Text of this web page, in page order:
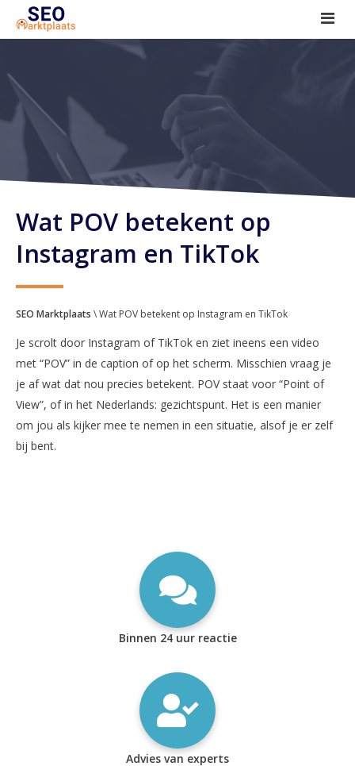
SEO tools reviews
Marketeer bij jou in de buurt?
Offerte
1. Seo voor beginners +
2. Onderzoeken +
Wat POV betekent op
Instagram en TikTok
SEO Marktplaats \ Wat POV betekent op Instagram en TikTok
Je scrolt door Instagram of TikTok en ziet ineens een video
met “POV” in de caption of op het scherm. Misschien vraag je
je af wat dat nou precies betekent. POV staat voor “Point of
View”, of in het Nederlands: gezichtspunt. Het is een manier
om jou als kijker mee te nemen in een situatie, alsof je er zelf
bij bent.
Binnen 24 uur reactie
Advies van experts